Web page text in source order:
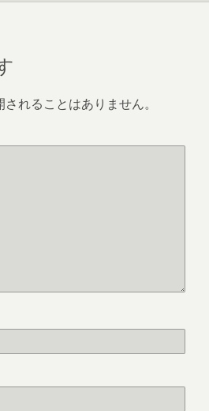
れることはありません。